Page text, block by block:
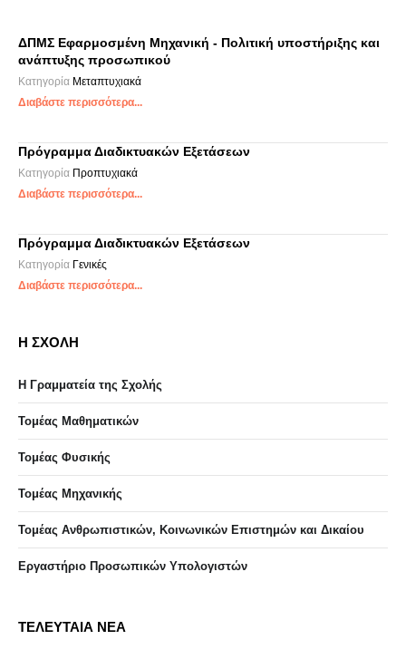
ΔΠΜΣ Εφαρμοσμένη Μηχανική - Πολιτική υποστήριξης και
ανάπτυξης προσωπικού
Κατηγορία Μεταπτυχιακά
Διαβάστε περισσότερα...
Πρόγραμμα Διαδικτυακών Εξετάσεων
Κατηγορία Προπτυχιακά
Διαβάστε περισσότερα...
Πρόγραμμα Διαδικτυακών Εξετάσεων
Κατηγορία Γενικές
Διαβάστε περισσότερα...
Η ΣΧΟΛΗ
Η Γραμματεία της Σχολής
Τομέας Μαθηματικών
Τομέας Φυσικής
Τομέας Μηχανικής
Τομέας Ανθρωπιστικών, Κοινωνικών Επιστημών και Δικαίου
Eργαστήριo Προσωπικών Υπολογιστών
ΤΕΛΕΥΤΑΙΑ ΝΕΑ